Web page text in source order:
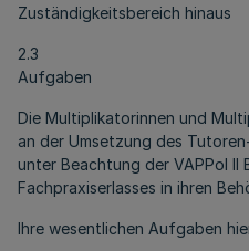
Zuständigkeitsbereich hinaus
2.3
Aufgaben
Die Multiplikatorinnen und
an der Umsetzung des
unter Beachtung der VAPPol II
Fachpraxiserlasses in ihren
Ihre wesentlichen Aufgaben